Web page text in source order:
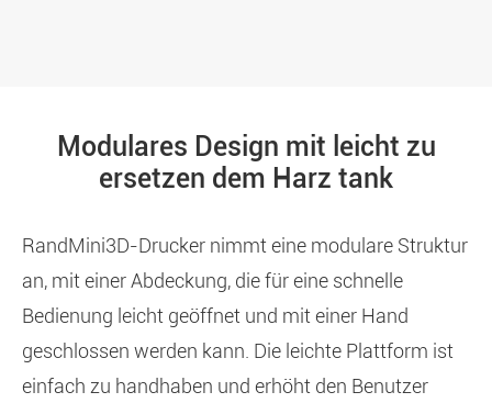
Modulares Design mit leicht zu
ersetzen dem Harz tank
RandMini3D-Drucker nimmt eine modulare Struktur
an, mit einer Abdeckung, die für eine schnelle
Bedienung leicht geöffnet und mit einer Hand
geschlossen werden kann. Die leichte Plattform ist
einfach zu handhaben und erhöht den Benutzer